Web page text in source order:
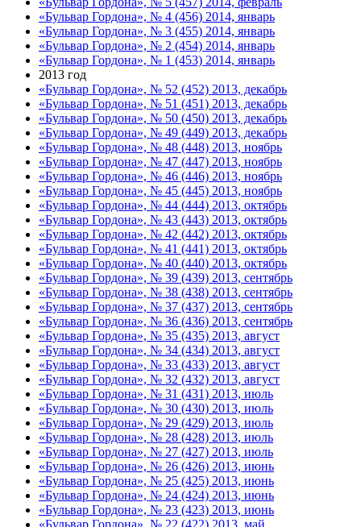
«Бульвар Гордона», № 4 (456) 2014, январь
«Бульвар Гордона», № 3 (455) 2014, январь
«Бульвар Гордона», № 2 (454) 2014, январь
«Бульвар Гордона», № 1 (453) 2014, январь
2013 год
«Бульвар Гордона», № 52 (452) 2013, декабрь
«Бульвар Гордона», № 51 (451) 2013, декабрь
«Бульвар Гордона», № 50 (450) 2013, декабрь
«Бульвар Гордона», № 49 (449) 2013, декабрь
«Бульвар Гордона», № 48 (448) 2013, ноябрь
«Бульвар Гордона», № 47 (447) 2013, ноябрь
«Бульвар Гордона», № 46 (446) 2013, ноябрь
«Бульвар Гордона», № 45 (445) 2013, ноябрь
«Бульвар Гордона», № 44 (444) 2013, октябрь
«Бульвар Гордона», № 43 (443) 2013, октябрь
«Бульвар Гордона», № 42 (442) 2013, октябрь
«Бульвар Гордона», № 41 (441) 2013, октябрь
«Бульвар Гордона», № 40 (440) 2013, октябрь
«Бульвар Гордона», № 39 (439) 2013, сентябрь
«Бульвар Гордона», № 38 (438) 2013, сентябрь
«Бульвар Гордона», № 37 (437) 2013, сентябрь
«Бульвар Гордона», № 36 (436) 2013, сентябрь
«Бульвар Гордона», № 35 (435) 2013, август
«Бульвар Гордона», № 34 (434) 2013, август
«Бульвар Гордона», № 33 (433) 2013, август
«Бульвар Гордона», № 32 (432) 2013, август
«Бульвар Гордона», № 31 (431) 2013, июль
«Бульвар Гордона», № 30 (430) 2013, июль
«Бульвар Гордона», № 29 (429) 2013, июль
«Бульвар Гордона», № 28 (428) 2013, июль
«Бульвар Гордона», № 27 (427) 2013, июль
«Бульвар Гордона», № 26 (426) 2013, июнь
«Бульвар Гордона», № 25 (425) 2013, июнь
«Бульвар Гордона», № 24 (424) 2013, июнь
«Бульвар Гордона», № 23 (423) 2013, июнь
«Бульвар Гордона», № 22 (422) 2013, май